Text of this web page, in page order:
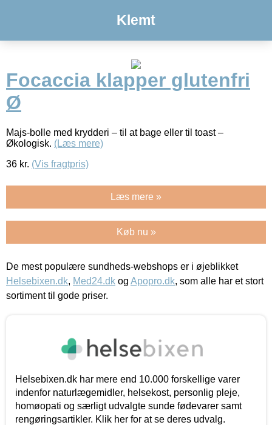
Klemt
Focaccia klapper glutenfri
Ø
Majs-bolle med krydderi – til at bage eller til toast –
Økologisk. (Læs mere)
36 kr. (Vis fragtpris)
Læs mere »
Køb nu »
De mest populære sundheds-webshops er i øjeblikket
Helsebixen.dk, Med24.dk og Apopro.dk, som alle har et stort
sortiment til gode priser.
Helsebixen.dk har mere end 10.000 forskellige varer
indenfor naturlægemidler, helsekost, personlig pleje,
homøopati og særligt udvalgte sunde fødevarer samt
rengøringsartikler. Klik her for at se deres udvalg.